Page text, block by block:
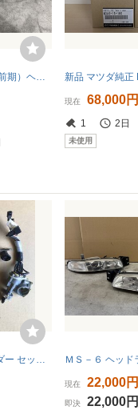
ncロードスター（前期）ヘッドライト左右セット
現在 68,000円
1 2日
未使用
FC3S キーシリンダー セット アウターハンドル付き 作動正常 GT-X RX-7 ブレイズレッド
現在 22,000円
即決 22,000円